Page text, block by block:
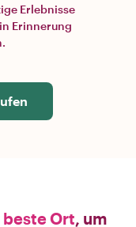
Erlebnisse
Erinnerung
Ort, um